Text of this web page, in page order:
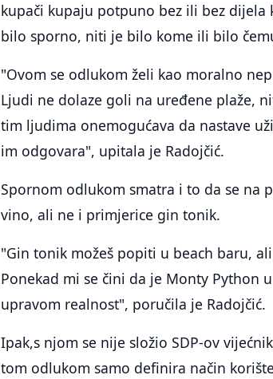
kupači kupaju potpuno bez ili bez
bilo sporno, niti je bilo kome ili bilo
"Ovom se odlukom želi kao moralno
Ljudi ne dolaze goli na uređene plaže,
tim ljudima onemogućava da nastave
im odgovara", upitala je Radojčić.
Spornom odlukom smatra i to da se na
vino, ali ne i primjerice gin tonik.
"Gin tonik možeš popiti u beach baru,
Ponekad mi se čini da je Monty Python
upravom realnost", poručila je Radojčić.
Ipak,s njom se nije složio SDP-ov
tom odlukom samo definira način